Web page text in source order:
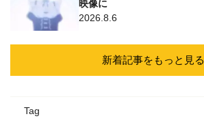
映像に
2026.8.6
新着記事をもっと見る
Tag